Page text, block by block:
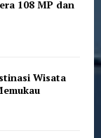
108 MP dan
Wisata